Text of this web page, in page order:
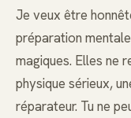
Je veux être
préparation
magiques. Elles ne
physique sérieux,
réparateur. Tu ne